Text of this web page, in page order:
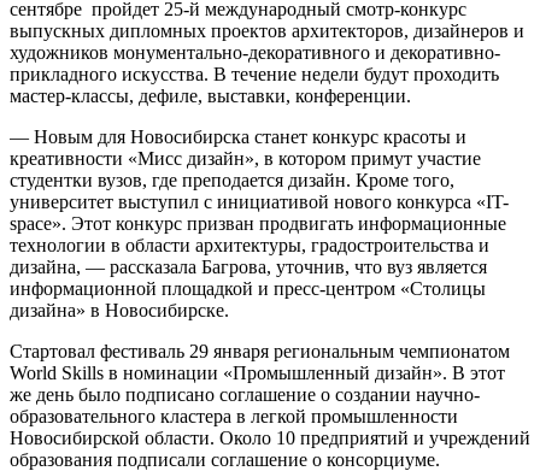
сентябре пройдет 25-й международный смотр-конкурс
выпускных дипломных проектов архитекторов, дизайнеров и
художников монументально-декоративного и декоративно-
прикладного искусства. В течение недели будут проходить
мастер-классы, дефиле, выставки, конференции.
— Новым для Новосибирска станет конкурс красоты и
креативности «Мисс дизайн», в котором примут участие
студентки вузов, где преподается дизайн. Кроме того,
университет выступил с инициативой нового конкурса «IT-
space». Этот конкурс призван продвигать информационные
технологии в области архитектуры, градостроительства и
дизайна, — рассказала Багрова, уточнив, что вуз является
информационной площадкой и пресс-центром «Столицы
дизайна» в Новосибирске.
Стартовал фестиваль 29 января региональным чемпионатом
World Skills в номинации «Промышленный дизайн». В этот
же день было подписано соглашение о создании научно-
образовательного кластера в легкой промышленности
Новосибирской области. Около 10 предприятий и учреждений
образования подписали соглашение о консорциуме.